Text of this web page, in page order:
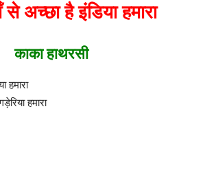
अच्छा है इंडिया हमारा
काका हाथरसी
हमारा
हमारा